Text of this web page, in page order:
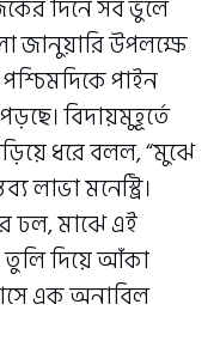
দিনে সব ভুলে
জানুয়ারি উপলক্ষে
পাইন
বিদায়মুহূর্তে
ধরে বলল, “মুঝে
লাভা মনেস্ট্রি।
ঢল, মাঝে এই
তুলি দিয়ে আঁকা
এক অনাবিল